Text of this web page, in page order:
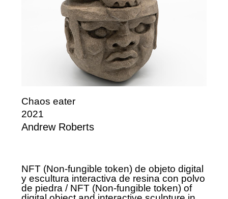
Chaos eater
2021
Andrew Roberts
NFT (Non-fungible token) de objeto digital
y escultura interactiva de resina con polvo
de piedra / NFT (Non-fungible token) of